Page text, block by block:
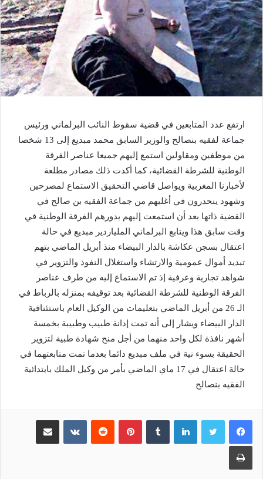
ارتفع عدد المتابعين في قضية سقوط النائب البرلماني ورئيس
جماعة لفقيه بنصالح والوزير السابق محمد مبديع إلى 13 شخصا
من موظفين ومقاولين استمع إليهم جميعا عناصر الفرقة
الوطنية للشرطة القضائية، كما أكدت ذلك مصادر مطلعة
لأخبارنا المغربية ويواصل قاضي التحقيق الاستماع لمصرحين
وشهود ينحدرون في أغلبهم من جماعة الفقيه بن صالح في
القضية ذاتها بعد أن استمعت إليهم بدورهم الفرقة الوطنية في
وقت سابق هذا ويتابع البرلماني الملياردير مبديع في حالة
اعتقال بسجن عكاشة بالدار البيضاء منذ أبريل الماضي بتهم
تبديد أموال عمومية والارتشاء واستغلال النفوذ والتزوير في
شواهد تجارية وعرفية إذ تم الاستماع إليه من طرف عناصر
الفرقة الوطنية للشرطة القضائية بعد توقيفه بمنزله بالرباط في
الـ 26 من أبريل الماضي بتعليمات من الوكيل العام باستئنافية
الدار البيضاء ويشار إلى أنه تمت إدانة طبيب وطبيبة بخمسة
أشهر نافذة لكل واحد منهما من أجل منح شهادة طبية لتزوير
الحقيقة بسوء نية في ملف مبديع دائما بعدما تمت متابعتهما في
حالة اعتقال في 17 ماي الماضي بأمر من وكيل الملك بابتدائية
الفقيه بنصالح
لينكدإن بينتيريست مشاركة عبر البريد
طباعة